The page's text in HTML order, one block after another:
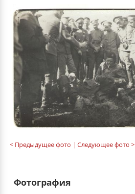
< Предыдущее фото | Следующее фото >
Фотография